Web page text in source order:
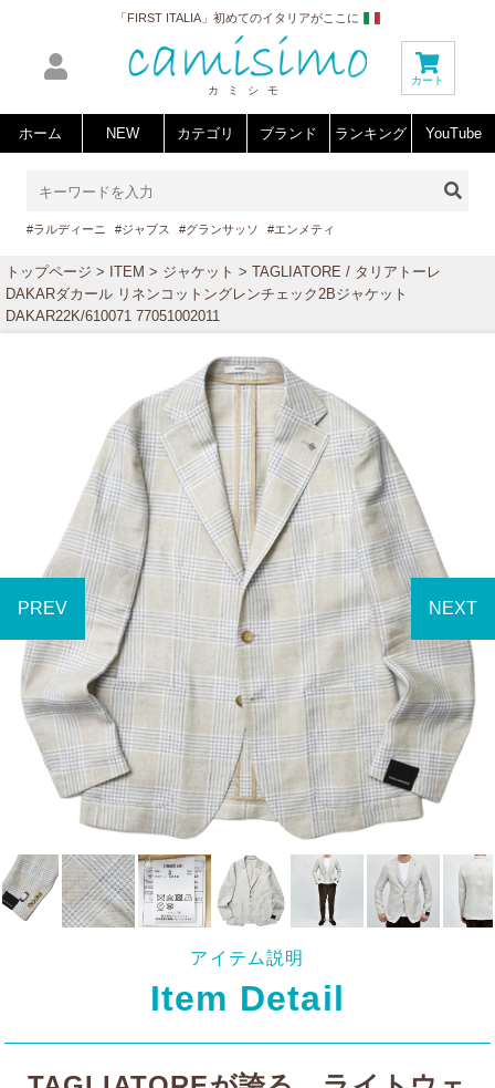
「FIRST ITALIA」初めてのイタリアがここに
カミシモ
カート
ホーム NEW カテゴリ ブランド ランキング YouTube
#ラルディーニ #ジャブス #グランサッソ #エンメティ
トップページ > ITEM > ジャケット > TAGLIATORE / タリアトーレ
DAKARダカール リネンコットングレンチェック2Bジャケット
DAKAR22K/610071 77051002011
アイテム説明
Item Detail